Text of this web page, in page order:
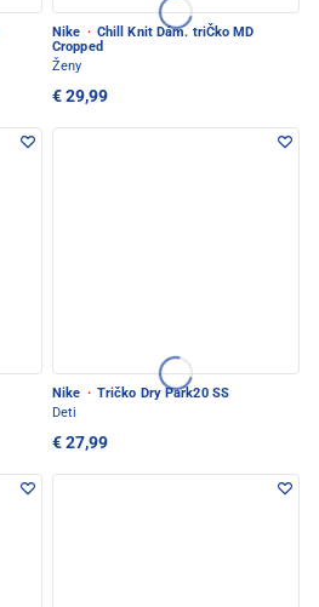
Nike · Chill Knit Dám. triČko MD
Cropped
Ženy
€ 29,99
Nike · Tričko Dry Park20 SS
Deti
€ 27,99